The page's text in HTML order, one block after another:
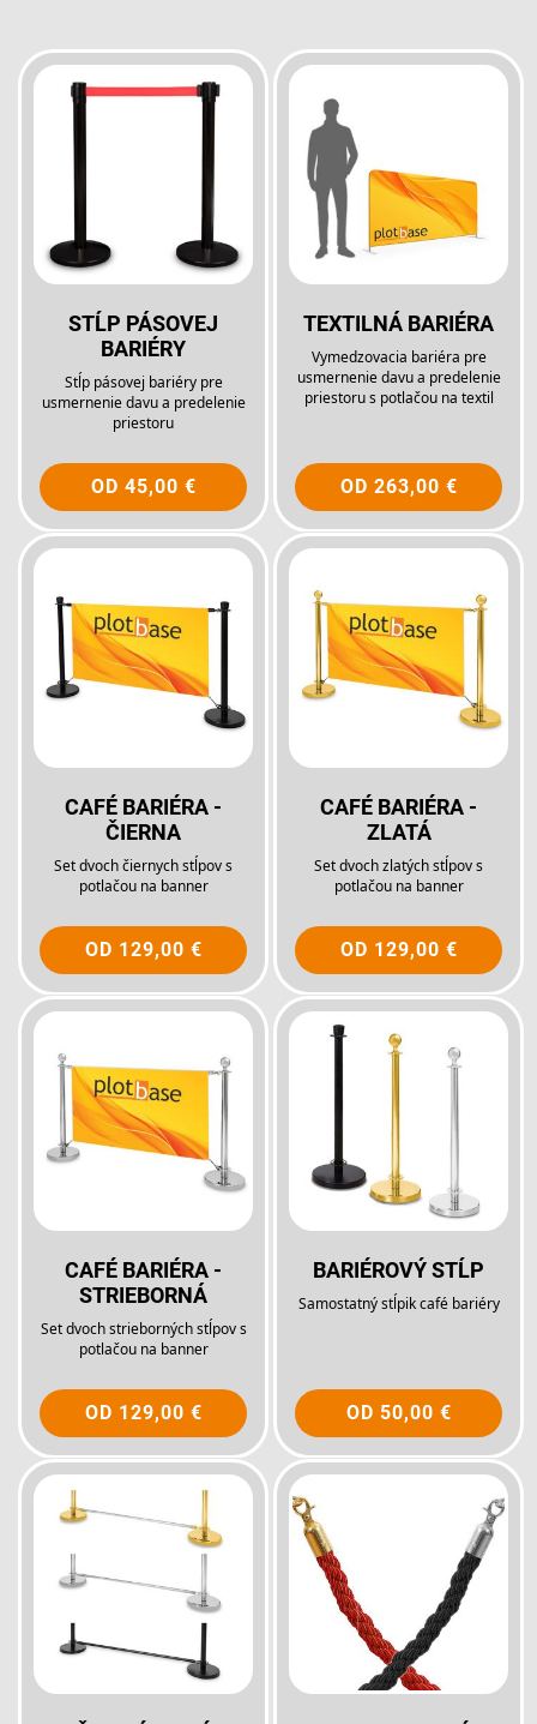
STĹP PÁSOVEJ
BARIÉRY
Stĺp pásovej bariéry pre
usmernenie davu a predelenie
priestoru
OD 45,00 €
TEXTILNÁ BARIÉRA
Vymedzovacia bariéra pre
usmernenie davu a predelenie
priestoru s potlačou na textil
OD 263,00 €
CAFÉ BARIÉRA -
ČIERNA
Set dvoch čiernych stĺpov s
potlačou na banner
OD 129,00 €
CAFÉ BARIÉRA -
ZLATÁ
Set dvoch zlatých stĺpov s
potlačou na banner
OD 129,00 €
CAFÉ BARIÉRA -
STRIEBORNÁ
Set dvoch strieborných stĺpov s
potlačou na banner
OD 129,00 €
BARIÉROVÝ STĹP
Samostatný stĺpik café bariéry
OD 50,00 €